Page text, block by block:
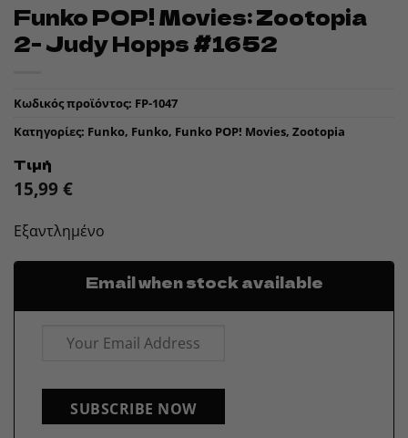
Funko POP! Movies: Zootopia
2- Judy Hopps #1652
Κωδικός προϊόντος: FP-1047
Κατηγορίες: Funko, Funko, Funko POP! Movies, Zootopia
Τιμή
15,99 €
Εξαντλημένο
Email when stock available
SUBSCRIBE NOW